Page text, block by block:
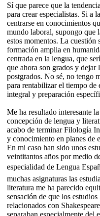
Sí que parece que la
para crear especialistas. Si a
centrarse en conocimientos
mundo laboral, supongo que
estos momentos. La cuestión
formación amplia en
centrada en la lengua, que
que ahora son grados y dejar
postgrados. No sé, no tengo
para rentabilizar el tiempo
integral y preparación
Me ha resultado interesante
concepción de lengua y
acabo de terminar Filología
y conocimiento en planes de
En mi caso han sido unos
veintitantos años por medio
especialidad de Lengua
muchas asignaturas las
literatura me ha parecido
sensación de que los
relacionados con
separaban especialmente del